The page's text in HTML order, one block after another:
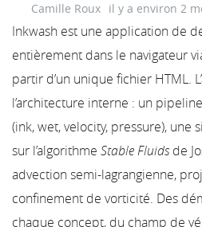
Camille Roux il y a environ 2
Inkwash est une application de
entièrement dans le navigateur
partir d’un unique fichier HTML.
l’architecture interne : un
(ink, wet, velocity, pressure), une
sur l’algorithme Stable Fluidsde
advection semi-lagrangienne,
confinement de vorticité. Des
chaque concept, du champ de